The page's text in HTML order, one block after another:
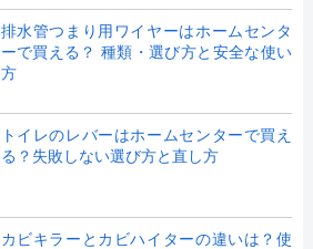
排水管つまり用ワイヤーはホームセンタ
ーで買える？ 種類・選び方と安全な使い
方
トイレのレバーはホームセンターで買え
る？失敗しない選び方と直し方
カビキラーとカビハイターの違いは？使